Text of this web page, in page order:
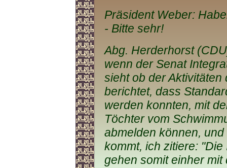
Präsident Weber:
- Bitte sehr!
Abg. Herderhorst
wenn der Senat
sieht ob der Aktivitäten
berichtet, dass
werden konnten, mit
Töchter vom
abmelden können,
kommt, ich zitiere:
gehen somit einher